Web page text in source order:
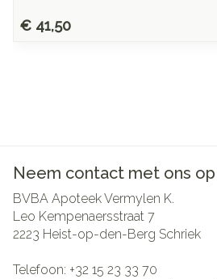
€ 41,50
Neem contact met ons op
BVBA Apoteek Vermylen K.
Leo Kempenaersstraat 7
2223 Heist-op-den-Berg Schriek
Telefoon: +32 15 23 33 70